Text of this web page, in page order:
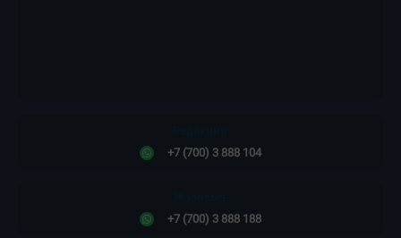
+7 (700) 3 888 104
+7 (700) 3 888 188